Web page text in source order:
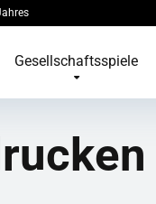
Gesellschaftsspiele